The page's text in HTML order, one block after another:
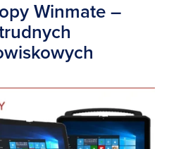
Winmate –